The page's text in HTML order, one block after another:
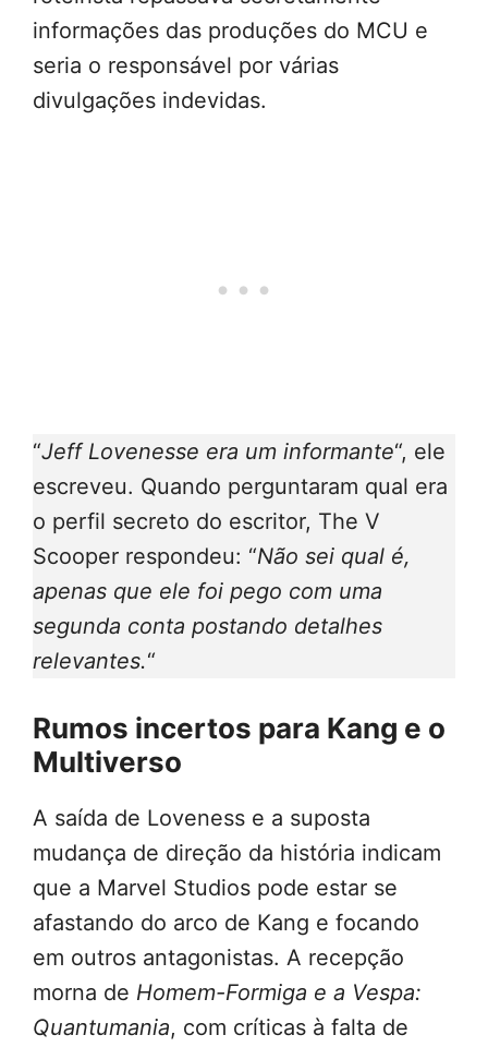
informações das produções do MCU e
seria o responsável por várias
divulgações indevidas.
“Jeff Lovenesse era um informante“, ele
escreveu. Quando perguntaram qual era
o perfil secreto do escritor, The V
Scooper respondeu: “Não sei qual é,
apenas que ele foi pego com uma
segunda conta postando detalhes
relevantes.“
Rumos incertos para Kang e o
Multiverso
A saída de Loveness e a suposta
mudança de direção da história indicam
que a Marvel Studios pode estar se
afastando do arco de Kang e focando
em outros antagonistas. A recepção
morna de Homem-Formiga e a Vespa:
Quantumania, com críticas à falta de